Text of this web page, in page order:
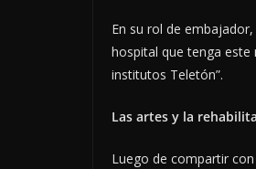
En su rol de
hospital que tenga
institutos Teletón”.
Las artes y la
Luego de compartir